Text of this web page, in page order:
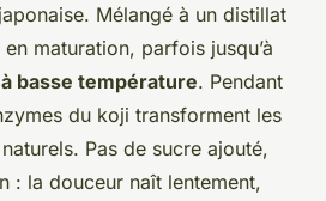
Mélangé à un distillat
maturation, parfois jusqu’à
basse température. Pendant
du koji transforment les
Pas de sucre ajouté,
: la douceur naît lentement,